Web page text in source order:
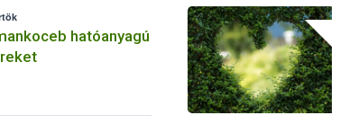
hatóanyagú